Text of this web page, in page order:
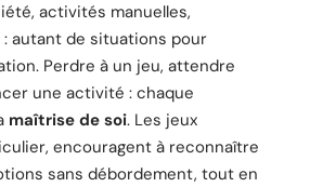
activités manuelles,
autant de situations pour
Perdre à un jeu, attendre
une activité : chaque
maîtrise de soi. Les jeux
encouragent à reconnaître
sans débordement, tout en